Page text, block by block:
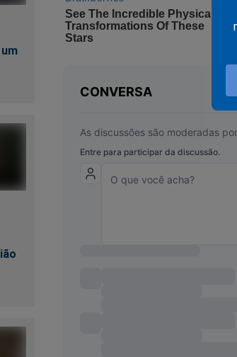
O desespero é geral!
Lula expôs sua verdadeira face,